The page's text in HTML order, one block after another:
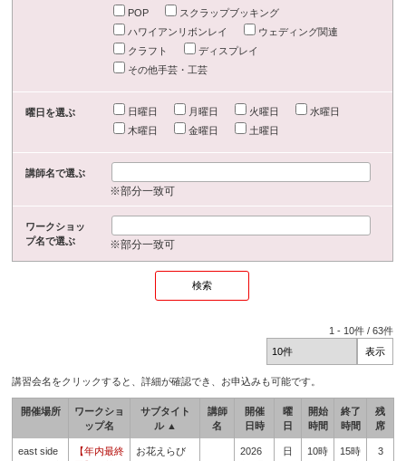
POP
スクラップブッキング
ハワイアンリボンレイ
ウェディング関連
クラフト
ディスプレイ
その他手芸・工芸
曜日を選ぶ 日曜日 月曜日 火曜日
水曜日
木曜日
金曜日 土曜日
講師名で選ぶ
※部分一致可
ワークショッ
プ名で選ぶ
※部分一致可
1 - 10件 /63件
講習会名をクリックすると、詳細が確認でき、お申込みも可能です。
開催場所
ワークショ
ップ名
サブタイト
ル ▲
講師
名
開催
日時
曜
日
開始
時間
終了
時間
残
席
east side
【年内最終
お花えらび
2026
日
10時
15時
3